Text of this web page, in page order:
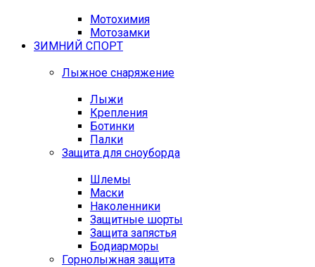
Мотохимия
Мотозамки
ЗИМНИЙ СПОРТ
Лыжное снаряжение
Лыжи
Крепления
Ботинки
Палки
Защита для сноуборда
Шлемы
Маски
Наколенники
Защитные шорты
Защита запястья
Бодиарморы
Горнолыжная защита